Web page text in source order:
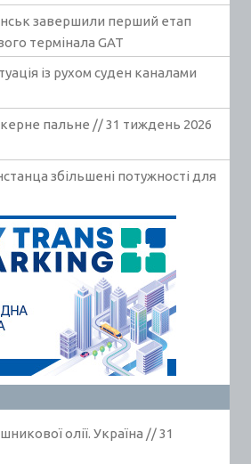
завершили перший етап
термінала GAT
із рухом суден каналами
пальне // 31 тиждень 2026
збільшені потужності для
олії. Україна // 31